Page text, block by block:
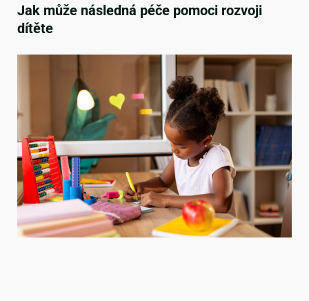
Jak může následná péče pomoci rozvoji
dítěte